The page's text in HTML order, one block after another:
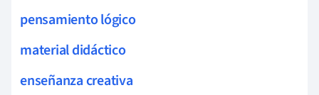
pensamiento lógico
material didáctico
enseñanza creativa